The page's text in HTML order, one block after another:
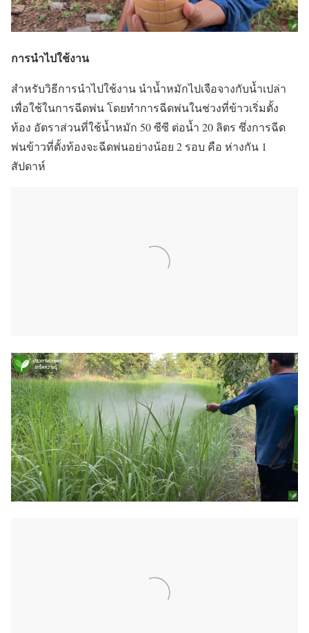
การนำไปใช้งาน
สำหรับวิธีการนำไปใช้งาน นำน้ำหมักไปเจือจางกับน้ำเปล่า
เพื่อใช้ในการฉีดพ่น โดยทำการฉีดพ่นในช่วงที่ข้าวเริ่มตั้ง
ท้อง อัตราส่วนที่ใช้น้ำหมัก 50 ซีซี ต่อน้ำ 20 ลิตร ซึ่งการฉีด
พ่นข้าวที่ตั้งท้องจะฉีดพ่นอย่างน้อย 2 รอบ คือ ห่างกัน 1
สัปดาห์